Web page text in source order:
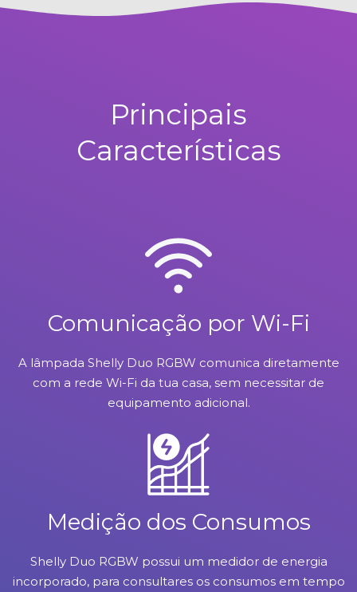
Principais
Características
Comunicação por Wi-Fi
A lâmpada Shelly Duo RGBW comunica diretamente
com a rede Wi-Fi da tua casa, sem necessitar de
equipamento adicional.
Medição dos Consumos
Shelly Duo RGBW possui um medidor de energia
incorporado, para consultares os consumos em tempo